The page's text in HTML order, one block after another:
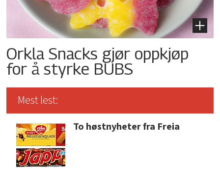
Orkla Snacks gjør oppkjøp
for å styrke BUBS
Mest lest:
To høstnyheter fra Freia